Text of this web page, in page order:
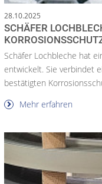
28.10.2025
SCHÄFER
Schäfer Lochbleche hat
entwickelt. Sie verbindet
bestätigten
Mehr erfahren